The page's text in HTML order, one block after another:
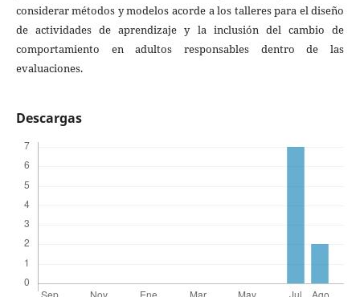
considerar métodos y modelos acorde a los talleres para el diseño
de actividades de aprendizaje y la inclusión del cambio de
comportamiento en adultos responsables dentro de las
evaluaciones.
Descargas